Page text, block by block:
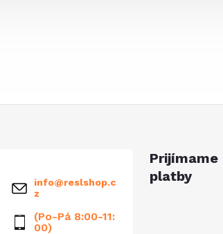
info@reslshop.c
z
(Po-Pá 8:00-11:
00)
Prijímame
platby